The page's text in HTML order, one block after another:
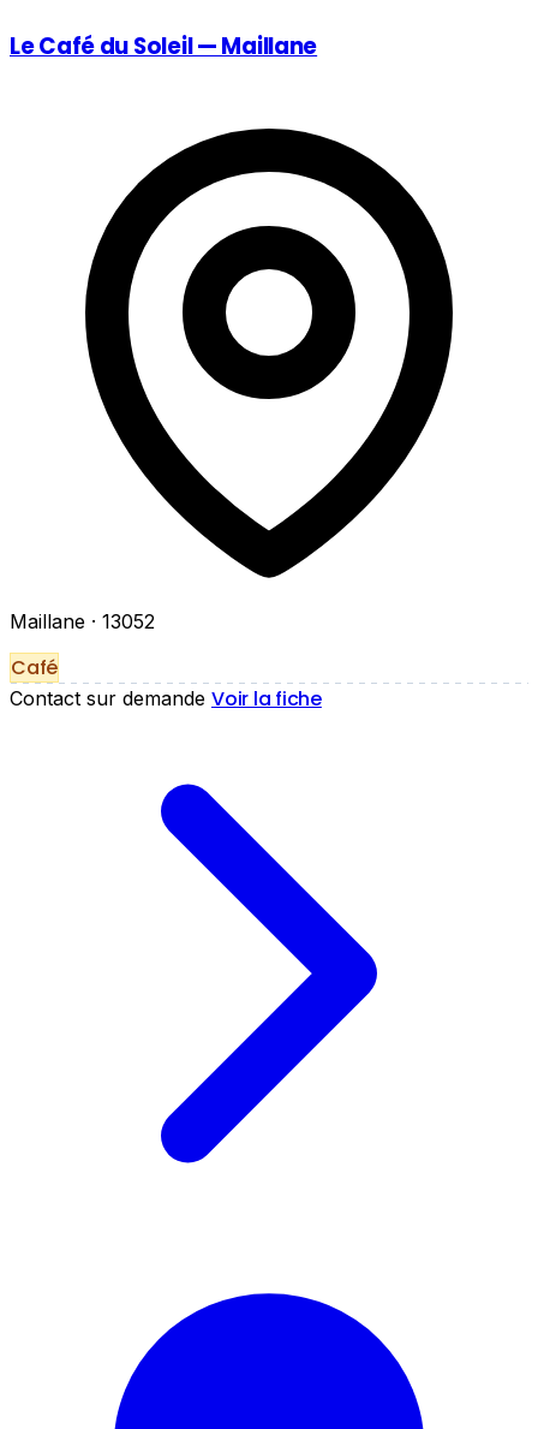
Le Café du Soleil — Maillane
Maillane · 13052
Café
Contact sur demande Voir la fiche